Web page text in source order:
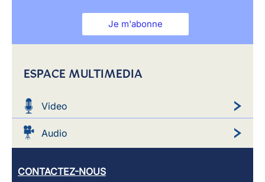
Je m'abonne
ESPACE MULTIMEDIA
Video
Audio
CONTACTEZ-NOUS